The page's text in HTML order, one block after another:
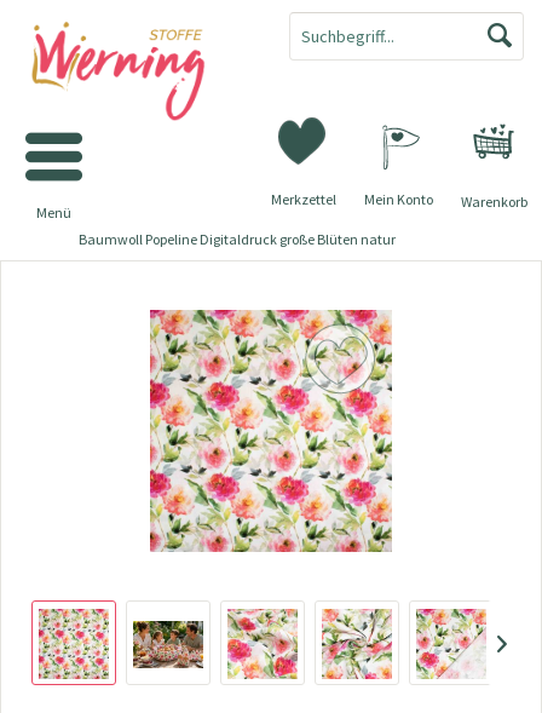
Warenkorb
Merkzettel Mein Konto
Menü
Baumwoll Popeline Digitaldruck große Blüten natur